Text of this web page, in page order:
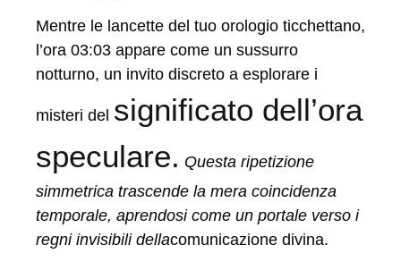
Mentre le lancette del tuo orologio ticchettano,
l’ora 03:03 appare come un sussurro
notturno, un invito discreto a esplorare i
misteri del significato dell’ora
speculare. Questa ripetizione
simmetrica trascende la mera coincidenza
temporale, aprendosi come un portale verso i
regni invisibili dellacomunicazione divina.